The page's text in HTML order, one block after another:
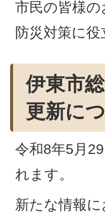
市民の皆様
防災対策に
伊東市
更新に
令和8年5月
れます。
新たな情報